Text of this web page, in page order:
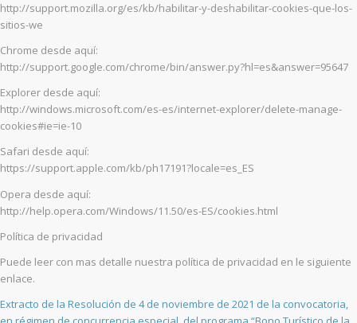
http://support.mozilla.org/es/kb/habilitar-y-deshabilitar-cookies-que-los-
sitios-we
Chrome desde aquí:
http://support.google.com/chrome/bin/answer.py?hl=es&answer=95647
Explorer desde aquí:
http://windows.microsoft.com/es-es/internet-explorer/delete-manage-
cookies#ie=ie-10
Safari desde aquí:
https://support.apple.com/kb/ph17191?locale=es_ES
Opera desde aquí:
http://help.opera.com/Windows/11.50/es-ES/cookies.html
Política de privacidad
Puede leer con mas detalle nuestra política de privacidad en le siguiente
enlace.
Extracto de la Resolución de 4 de noviembre de 2021 de la convocatoria,